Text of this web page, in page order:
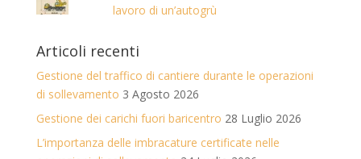
lavoro di un’autogrù
Articoli recenti
Gestione del traffico di cantiere durante le operazioni
di sollevamento 3 Agosto 2026
Gestione dei carichi fuori baricentro 28 Luglio 2026
L’importanza delle imbracature certificate nelle